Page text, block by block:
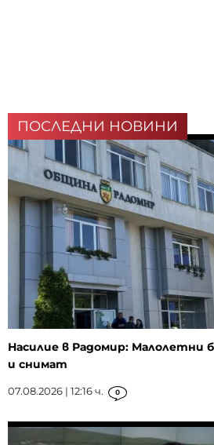
ПОСЛЕДНИ НОВИНИ
Насилие в Радомир: Малолетни
и снимат
07.08.2026 | 12:16 ч. 0